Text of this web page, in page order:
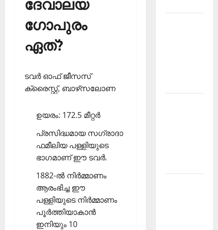
ദേവാലയ
ഗോപുരം
ഏത്?
ടവര്‍ ഓഫ് ജീസസ്
ക്രൈസ്റ്റ്, ബാഴ്‌സലോണ
ഉയരം: 172.5 മീറ്റര്‍
പ്രസിദ്ധമായ സഗ്രാദാ
ഫമീലിയ പള്ളിയുടെ
ഭാഗമാണ് ഈ ടവര്‍.
1882-ല്‍ നിര്‍മ്മാണം
ആരംഭിച്ച ഈ
പള്ളിയുടെ നിര്‍മ്മാണം
പൂര്‍ത്തിയാകാന്‍
ഇനിയും 10